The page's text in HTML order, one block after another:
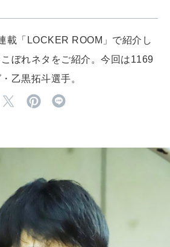
わたしができること
CULTURE
いい人生って？
MAGAZINE
特集
載「LOCKER ROOM」で紹介し
ぼれネタをご紹介。今回は1169
乙黒拓斗選手。